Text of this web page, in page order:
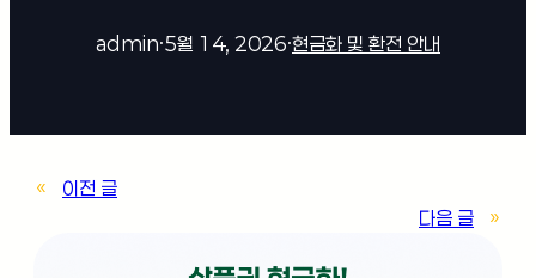
admin·5월 14, 2026·현금화 및 환전 안내
«
이전 글
다음 글
»